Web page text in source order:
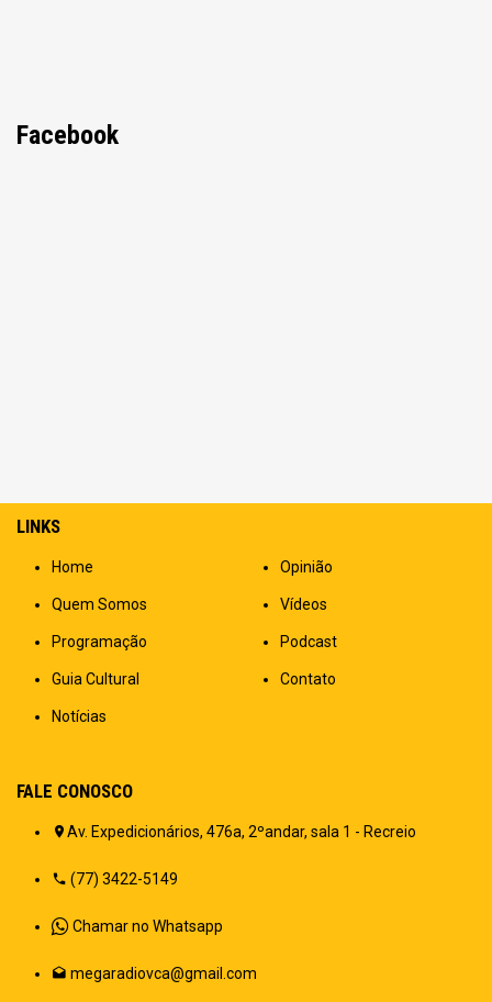
Facebook
LINKS
Home
Quem Somos
Programação
Guia Cultural
Notícias
Opinião
Vídeos
Podcast
Contato
FALE CONOSCO
Av. Expedicionários, 476a, 2ºandar, sala 1 - Recreio
(77) 3422-5149
Chamar no Whatsapp
megaradiovca@gmail.com